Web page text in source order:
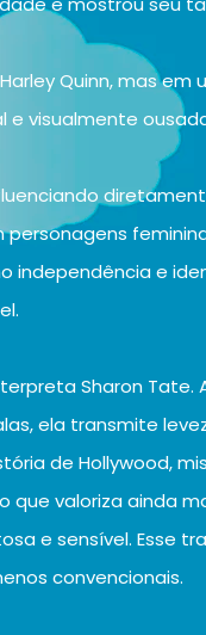
Quinn, mas
visualmente
independência e
Sharon Tate.
ela transmite
de Hollywood,
valoriza ainda
e sensível. Esse
convencionais.